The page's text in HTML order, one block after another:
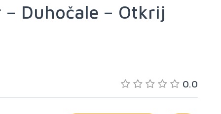
Duhočale – Otkrij
0.0